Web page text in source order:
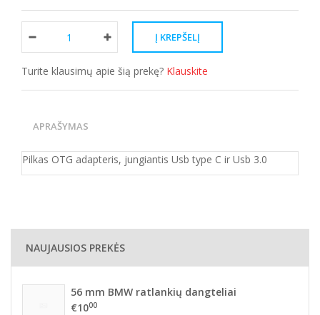
Turite klausimų apie šią prekę? Klauskite
APRAŠYMAS
Pilkas OTG adapteris, jungiantis Usb type C ir Usb 3.0
NAUJAUSIOS PREKĖS
56 mm BMW ratlankių dangteliai
€1000